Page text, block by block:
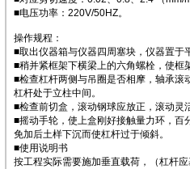
■电压功率：220V/50HZ。
操作规程：
■取出仪器箱与仪器四周塞块，仪器置于
■稍并紧框架下横梁上的六角螺栓，使框
■检查杠杆两侧与吊圈是否相摩，轴承滚
杠杆处于立柱中间。
■检查前切盒，滚动钢球应放正，滚动灵
■摇动手轮，使上盒刚好接触量力环，百
免加后土样下沉而使杠杆过于倾斜。
■使用说明书
按工程实际需要施加垂直载荷，（杠杆